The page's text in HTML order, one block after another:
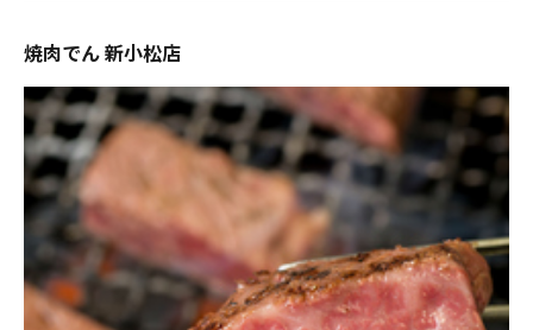
焼肉でん 新小松店